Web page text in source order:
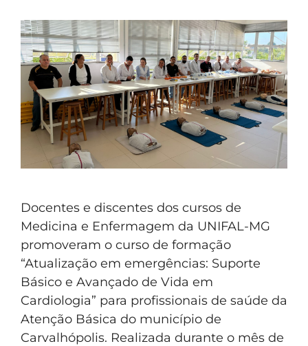
Docentes e discentes dos cursos de
Medicina e Enfermagem da UNIFAL-MG
promoveram o curso de formação
“Atualização em emergências: Suporte
Básico e Avançado de Vida em
Cardiologia” para profissionais de saúde da
Atenção Básica do município de
Carvalhópolis. Realizada durante o mês de